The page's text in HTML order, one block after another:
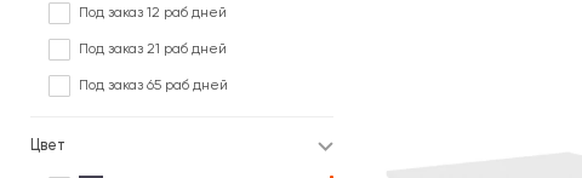
Под заказ 12 раб дней
Под заказ 21 раб дней
Под заказ 65 раб дней
Цвет